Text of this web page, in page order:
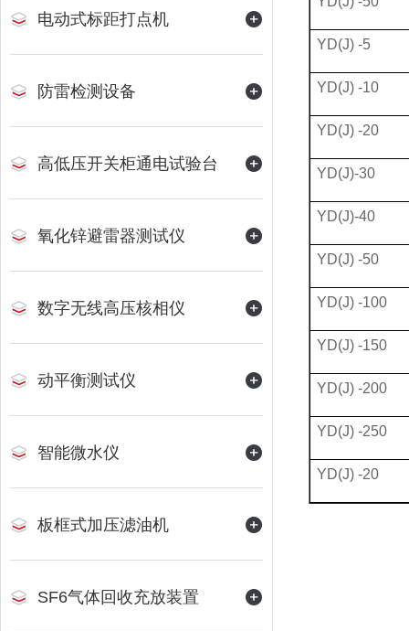
电动式标距打点机
防雷检测设备
高低压开关柜通电试验台
氧化锌避雷器测试仪
数字无线高压核相仪
动平衡测试仪
智能微水仪
板框式加压滤油机
SF6气体回收充放装置
YD(J) -5
YD(J) -10
YD(J) -20
YD(J)-30
YD(J)-40
YD(J) -50
YD(J) -100
YD(J) -150
YD(J) -200
YD(J) -250
YD(J) -20